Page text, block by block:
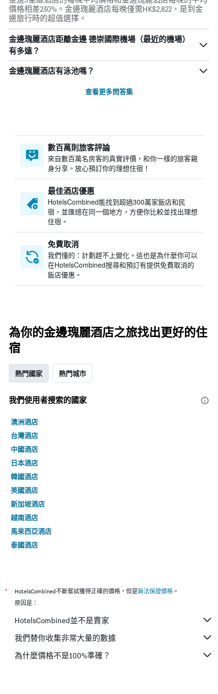
價格相差230%。金邊瑰麗酒店每晚僅需HK$2,822，是到金
邊旅行時的超值選擇。
金邊瑰麗酒店距離金邊 德崇國際機場（最近的機場）
有多遠？
金邊瑰麗酒店有泳池嗎？
查看更多問答集
數百萬則旅客評論
來自數百萬名房客的真實評價，和你一樣的旅客親
身分享。放心預訂你的理想住宿！
最佳酒店優惠
HotelsCombined​能找到超過300萬家飯店和民
宿，並匯總在同一個地方，方便你比較並找出理想
住宿。
免費取消
我們懂的：計劃趕不上變化。這也是為什麼你可以
在HotelsCombined搜尋和預訂有提供免費取消的
飯店優惠。
為你的金邊瑰麗酒店之旅找出更好的住
宿
熱門國家 熱門城市
我們使用者搜索的國家
澳洲酒店
台灣酒店
中國酒店
日本酒店
韓國酒店
英國酒店
新加坡酒店
越南酒店
馬來西亞酒店
泰國酒店
* HotelsCombined不斷嘗試獲得正確的價格，但是無法保證價格 。
原因是：
HotelsCombined並不是賣家
我們替你收集非常大量的數據
為什麼價格不是100%準確？